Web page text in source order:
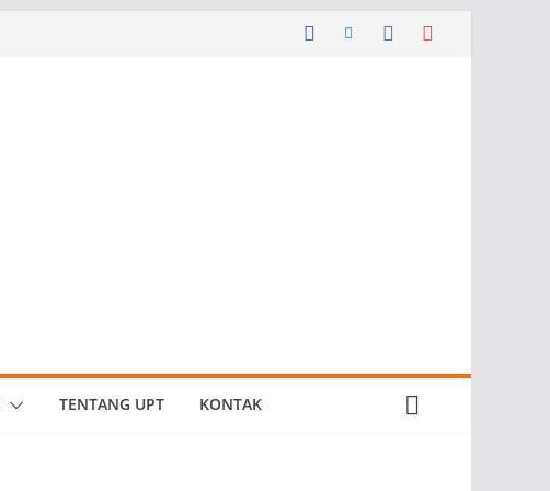
TENTANG UPT KONTAK